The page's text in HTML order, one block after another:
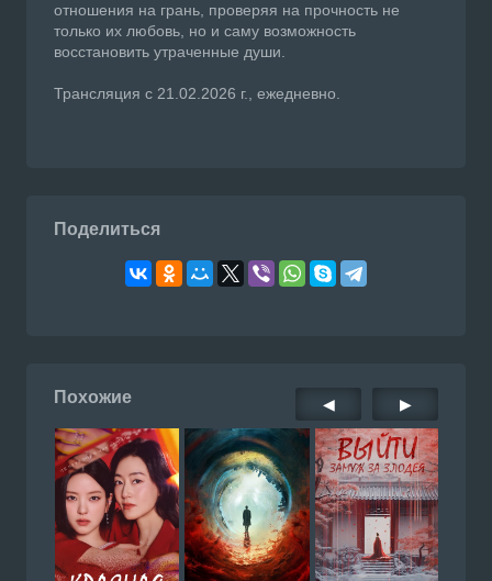
отношения на грань, проверяя на прочность не
только их любовь, но и саму возможность
восстановить утраченные души.
Трансляция с 21.02.2026 г., ежедневно.
Поделиться
Похожие ◀ ▶